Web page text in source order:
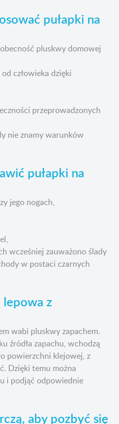
pułapki na
pluskwy domowej
człowieka dzięki
przeprowadzonych
nie znamy warunków
pułapki na
jego nogach,
wcześniej zauważono ślady
w postaci czarnych
lepowa z
wabi pluskwy zapachem.
źródła zapachu, wchodzą
powierzchni klejowej, z
Dzięki temu można
i podjąć odpowiednie
aby pozbyć się